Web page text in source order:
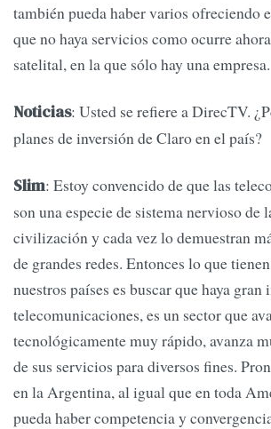
también pueda haber varios ofreciendo
que no haya servicios como ocurre
satelital, en la que sólo hay una empresa.
Noticias: Usted se refiere a DirecTV.
planes de inversión de Claro en el país?
Slim: Estoy convencido de que las
son una especie de sistema nervioso de
civilización y cada vez lo demuestran
de grandes redes. Entonces lo que
nuestros países es buscar que haya gran
telecomunicaciones, es un sector que
tecnológicamente muy rápido, avanza
de sus servicios para diversos fines.
en la Argentina, al igual que en toda
pueda haber competencia y